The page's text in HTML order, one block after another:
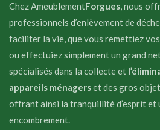
Chez AmeublementForgues, nous
professionnels d’enlèvement de
faciliter la vie, que vous remettiez
ou effectuiez simplement un grand
spécialisés dans la collecte et
appareils ménagerset des gros
offrant ainsi la tranquillité d’esprit et
encombrement.